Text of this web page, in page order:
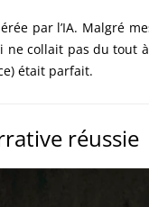
par l’IA. Malgré
collait pas du tout
était parfait.
réussie